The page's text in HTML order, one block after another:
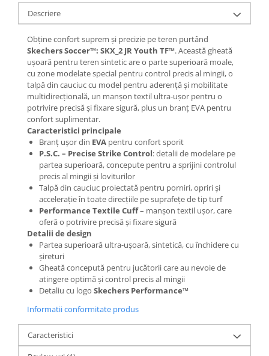
Descriere
Obține confort suprem și precizie pe teren purtând
Skechers Soccer™: SKX_2 JR Youth TF™. Această gheată
ușoară pentru teren sintetic are o parte superioară moale,
cu zone modelate special pentru control precis al mingii, o
talpă din cauciuc cu model pentru aderență și mobilitate
multidirecțională, un manșon textil ultra-ușor pentru o
potrivire precisă și fixare sigură, plus un branț EVA pentru
confort suplimentar.
Caracteristici principale
Branț ușor din EVA pentru confort sporit
P.S.C. – Precise Strike Control: detalii de modelare pe
partea superioară, concepute pentru a sprijini controlul
precis al mingii și loviturilor
Talpă din cauciuc proiectată pentru porniri, opriri și
accelerație în toate direcțiile pe suprafețe de tip turf
Performance Textile Cuff– manșon textil ușor, care
oferă o potrivire precisă și fixare sigură
Detalii de design
Partea superioară ultra-ușoară, sintetică, cu închidere cu
șireturi
Gheată concepută pentru jucătorii care au nevoie de
atingere optimă și control precis al mingii
Detaliu cu logo Skechers Performance™
Informatii conformitate produs
Caracteristici